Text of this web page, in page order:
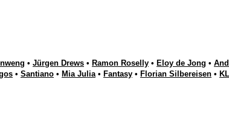
• Jürgen Drews • Ramon Roselly • Eloy de Jong •
• Santiano • Mia Julia• Fantasy • Florian Silbereisen •